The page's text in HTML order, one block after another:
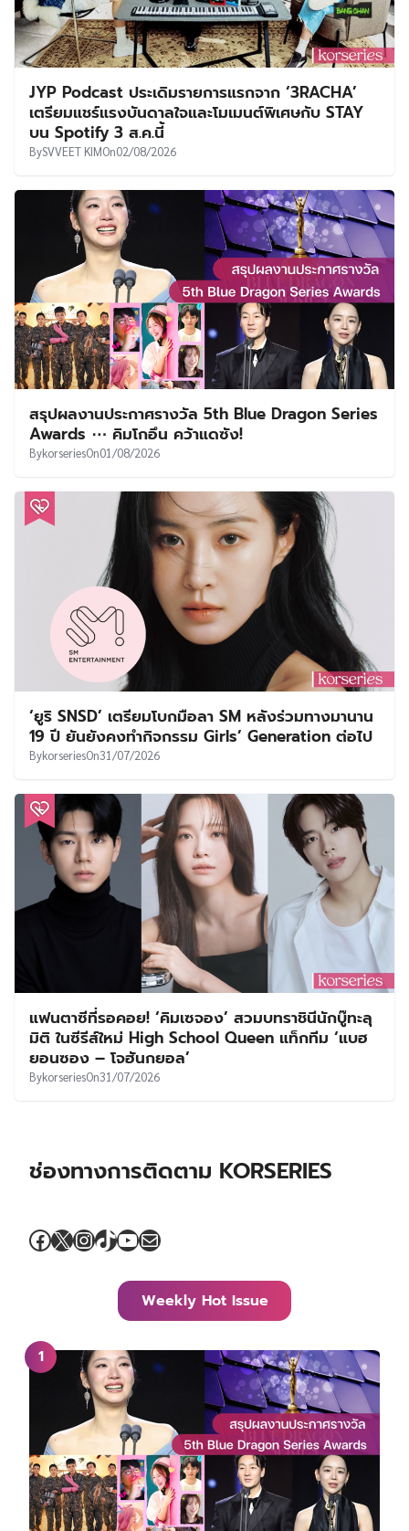
JYP Podcast ประเดิมรายการแรกจาก ‘3RACHA’
เตรียมแชร์แรงบันดาลใจและโมเมนต์พิเศษกับ STAY
บน Spotify 3 ส.ค.นี้
BySVVEET KIMOn02/08/2026
สรุปผลงานประกาศรางวัล 5th Blue Dragon Series
Awards ⋯ คิมโกอึน คว้าแดซัง!
BykorseriesOn01/08/2026
‘ยูริ SNSD’ เตรียมโบกมือลา SM หลังร่วมทางมานาน
19 ปี ยันยังคงทำกิจกรรม Girls’ Generation ต่อไป
BykorseriesOn31/07/2026
แฟนตาซีที่รอคอย! ‘คิมเซจอง’ สวมบทราชินีนักบู๊ทะลุ
มิติ ในซีรีส์ใหม่ High School Queen แท็กทีม ‘แบฮ
ยอนซอง – โจฮันกยอล’
BykorseriesOn31/07/2026
ช่องทางการติดตาม KORSERIES
Facebook
X Instagram
TikTok
YouTube
Mail
Weekly Hot Issue